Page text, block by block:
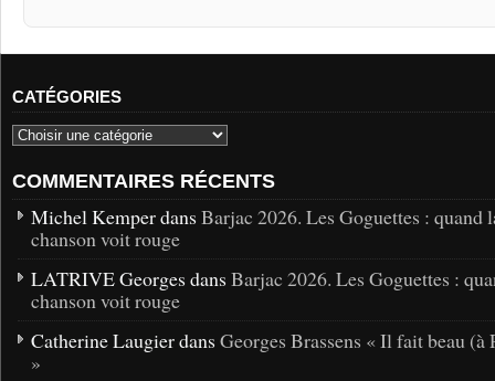
CATÉGORIES
COMMENTAIRES RÉCENTS
Michel Kemper dans Barjac 2026. Les Goguettes : quand
chanson voit rouge
LATRIVE Georges dans Barjac 2026. Les Goguettes :
chanson voit rouge
Catherine Laugier dans Georges Brassens « Il fait beau (à
»